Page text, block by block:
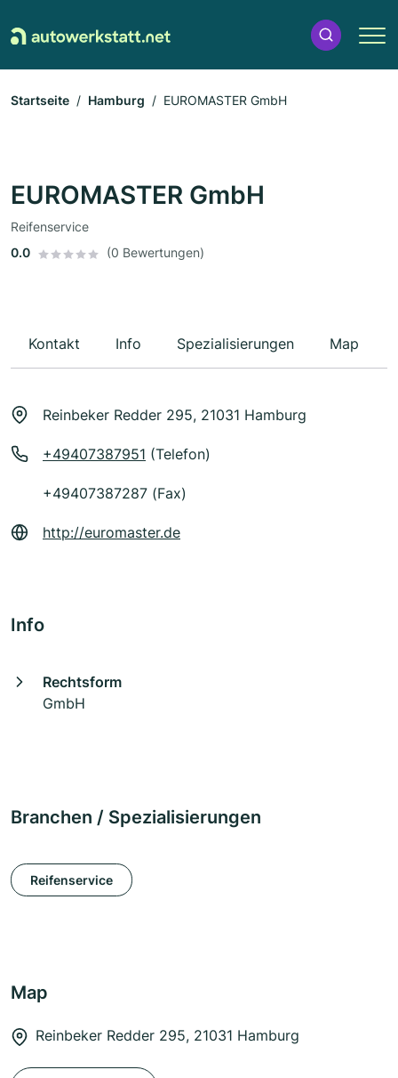
Startseite Hamburg EUROMASTER GmbH
EUROMASTER GmbH
Reifenservice
0.0
(0 Bewertungen)
Kontakt Info Spezialisierungen Map
Reinbeker Redder 295, 21031 Hamburg
+49407387951 (Telefon)
+49407387287 (Fax)
http://euromaster.de
Info
Rechtsform
GmbH
Branchen / Spezialisierungen
Reifenservice
Map
Reinbeker Redder 295, 21031 Hamburg